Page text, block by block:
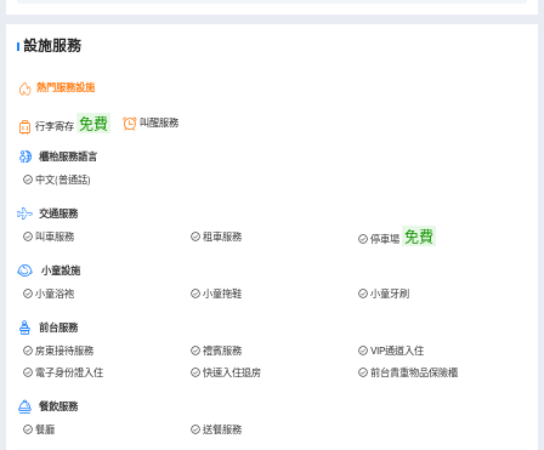
設施服務
熱門服務設施
行李寄存 免費 叫醒服務
櫃枱服務語言
中文(普通話)
交通服務
叫車服務 租車服務 停車場 免費
小童設施
小童浴袍 小童拖鞋 小童牙刷
前台服務
房東接待服務 禮賓服務
VIP通道入住
電子身份證入住
快速入住退房 前台貴重物品保險櫃
餐飲服務
餐廳 送餐服務